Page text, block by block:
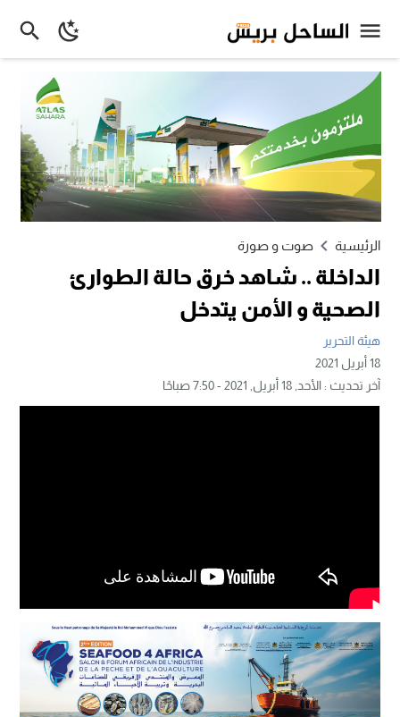
الرئيسية صوت و صورة
الداخلة .. شاهد خرق حالة الطوارئ
الصحية و الأمن يتدخل
هيئة التحرير
18 أبريل 2021
آخر تحديث :الأحد, 18 أبريل, 2021 - 7:50 صباحًا